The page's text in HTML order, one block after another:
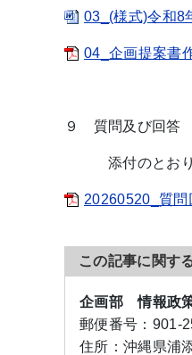
03_(様式)令和8
04_企画提案書
９ 質問及び回答
添付のとおり、
20260520_質
この記事に関す
企画部 情報政
郵便番号： 901-
住所： 沖縄県浦